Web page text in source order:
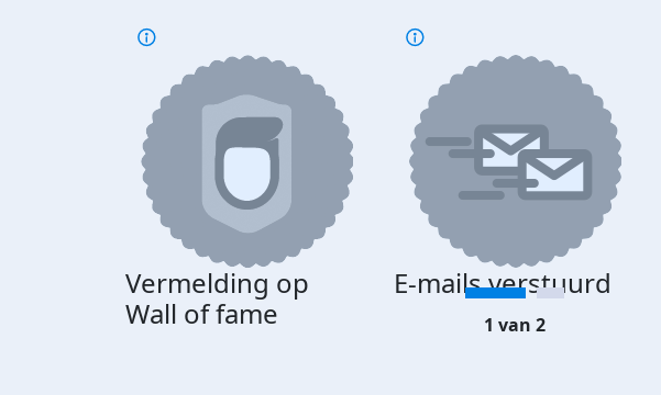
Vermelding op
Wall of fame
E-mails verstuurd
1 van 2